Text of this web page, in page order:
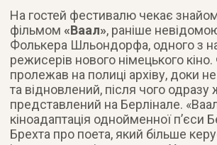
На гостей фестивалю чекає
фільмом«Ваал», раніше
Фолькера Шльондорфа, одного з
режисерів нового німецького
пролежав на полиці архіву, доки
та відновлений, після чого одразу
представлений на Берлінале.
кіноадаптація однойменної п’єси
Брехта про поета, який більше